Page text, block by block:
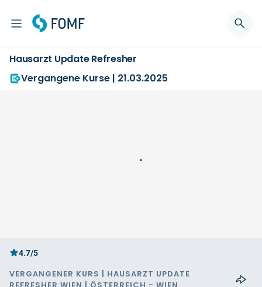
Hausarzt Update Refresher
Vergangene Kurse | 21.03.2025
4.7/5
VERGANGENER KURS | HAUSARZT UPDATE